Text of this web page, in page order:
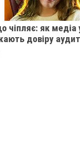
чіпляє: як медіа
довіру